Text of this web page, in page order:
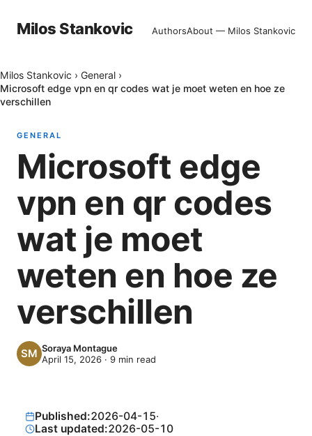
Milos Stankovic AuthorsAbout — Milos Stankovic
Milos Stankovic › General ›
Microsoft edge vpn en qr codes wat je moet weten en hoe ze
verschillen
GENERAL
Microsoft edge
vpn en qr codes
wat je moet
weten en hoe ze
verschillen
Soraya Montague
April 15, 2026 · 9 min read
Published:2026-04-15·
Last updated:2026-05-10